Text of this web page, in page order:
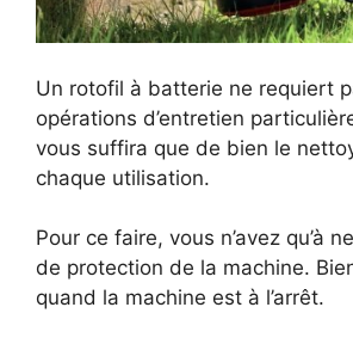
Un rotofil à batterie ne requiert
opérations d’entretien
vous suffira que de bien le
chaque utilisation.
Pour ce faire, vous n’avez qu’à
de protection de la machine.
quand la machine est à l’arrêt.